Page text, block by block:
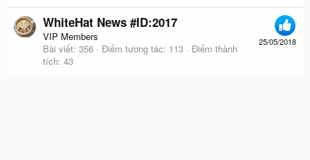
25/05/2018
WhiteHat News #ID:2017
VIP Members
Bài viết 356 Điểm tương tác 113
Điểm thành
tích 43